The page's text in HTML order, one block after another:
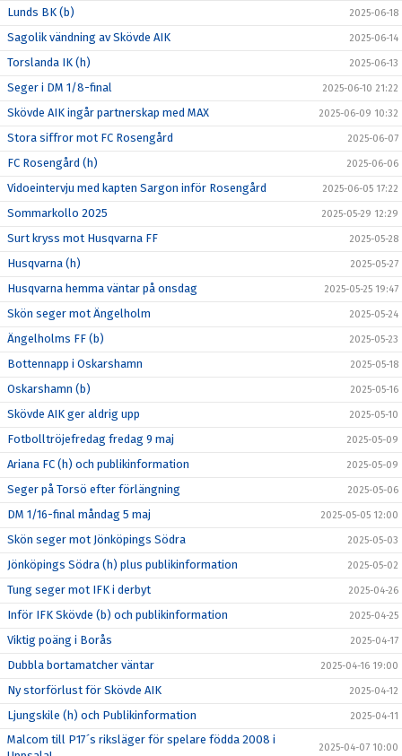
Lunds BK (b) 2025-06-18
Sagolik vändning av Skövde AIK 2025-06-14
Torslanda IK (h) 2025-06-13
Seger i DM 1/8-final 2025-06-10 21:22
Skövde AIK ingår partnerskap med MAX 2025-06-09 10:32
Stora siffror mot FC Rosengård 2025-06-07
FC Rosengård (h) 2025-06-06
Vidoeintervju med kapten Sargon inför Rosengård 2025-06-05 17:22
Sommarkollo 2025 2025-05-29 12:29
Surt kryss mot Husqvarna FF 2025-05-28
Husqvarna (h) 2025-05-27
Husqvarna hemma väntar på onsdag 2025-05-25 19:47
Skön seger mot Ängelholm 2025-05-24
Ängelholms FF (b) 2025-05-23
Bottennapp i Oskarshamn 2025-05-18
Oskarshamn (b) 2025-05-16
Skövde AIK ger aldrig upp 2025-05-10
Fotbolltröjefredag fredag 9 maj 2025-05-09
Ariana FC (h) och publikinformation 2025-05-09
Seger på Torsö efter förlängning 2025-05-06
DM 1/16-final måndag 5 maj 2025-05-05 12:00
Skön seger mot Jönköpings Södra 2025-05-03
Jönköpings Södra (h) plus publikinformation 2025-05-02
Tung seger mot IFK i derbyt 2025-04-26
Inför IFK Skövde (b) och publikinformation 2025-04-25
Viktig poäng i Borås 2025-04-17
Dubbla bortamatcher väntar 2025-04-16 19:00
Ny storförlust för Skövde AIK 2025-04-12
Ljungskile (h) och Publikinformation 2025-04-11
Malcom till P17´s riksläger för spelare födda 2008 i
2025-04-07 10:00